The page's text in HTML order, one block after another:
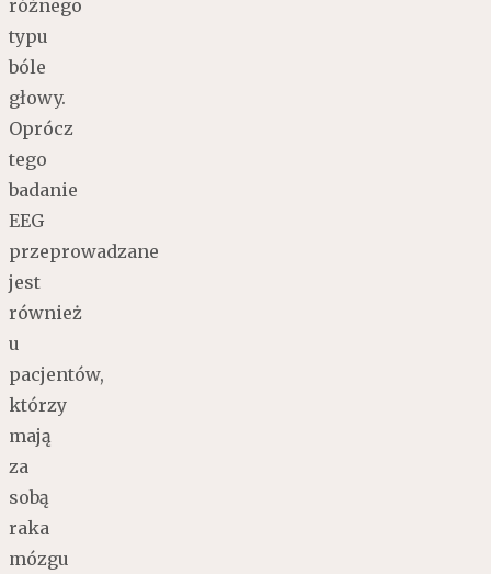
różnego
typu
bóle
głowy.
Oprócz
tego
badanie
EEG
przeprowadzane
jest
również
u
pacjentów,
którzy
mają
za
sobą
raka
mózgu